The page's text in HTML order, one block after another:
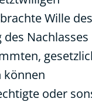
Wille des
Nachlasses
können
oder